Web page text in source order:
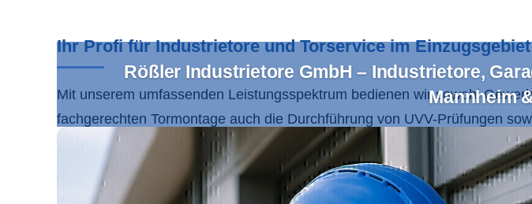
Rößler Industrietore GmbH – Industrietore,
Mannheim
Ihr Profi für Industrietore und Torservice im
Mit unserem umfassenden Leistungsspektrum bedienen wir sowohl
fachgerechten Tormontage auch die Durchführung von UVV-Prüfungen
Tore nach Maß sind perfekt auf Ihre Bedürfnisse abgestimmt und erfüllen
unserer Dienstleistungen umfasst die gesamte Region Heilbronn,
Vertrauen Sie auf unseren zertifizierten Service und unsere